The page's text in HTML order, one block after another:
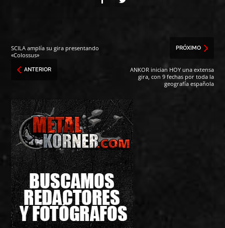
SCILA amplía su gira presentando
«Colossus»
ANTERIOR
PRÓXIMO
ANKOR inician HOY una extensa
gira, con 9 fechas por toda la
geografía española